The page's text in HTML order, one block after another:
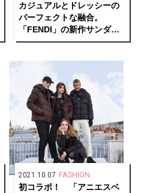
カジュアルとドレッシーの
パーフェクトな融合。
「FENDI」の新作サンダル
で洗練された足元を。
2021.10.07 FASHION
初コラボ！ 「アニエスベ